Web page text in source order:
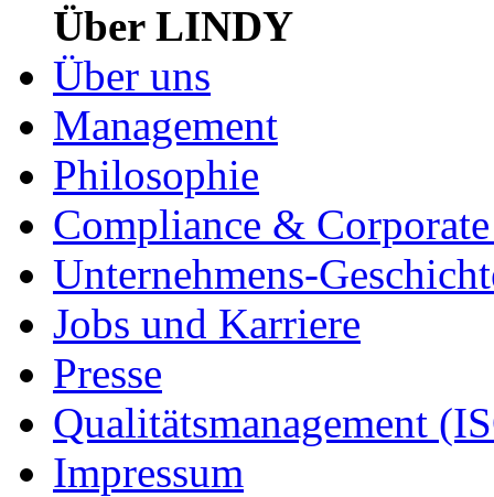
Über LINDY
Über uns
Management
Philosophie
Compliance &
Unternehmens-
Jobs und Karriere
Presse
Qualitätsmanagement
Impressum